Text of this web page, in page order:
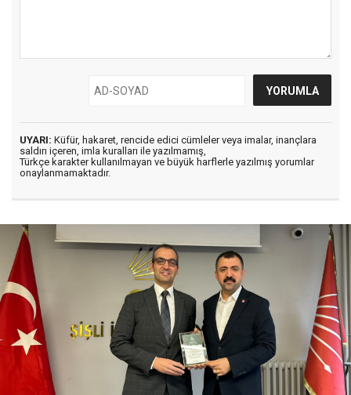
UYARI: Küfür, hakaret, rencide edici cümleler veya imalar, inançlara
saldırı içeren, imla kuralları ile yazılmamış,
Türkçe karakter kullanılmayan ve büyük harflerle yazılmış yorumlar
onaylanmamaktadır.